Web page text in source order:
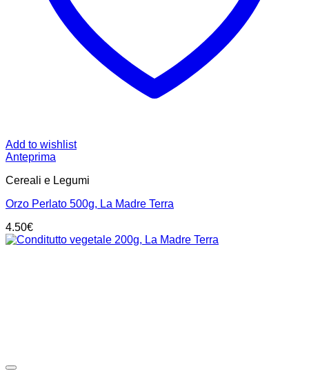
Add to wishlist
Anteprima
Cereali e Legumi
Orzo Perlato 500g, La Madre Terra
4.50€